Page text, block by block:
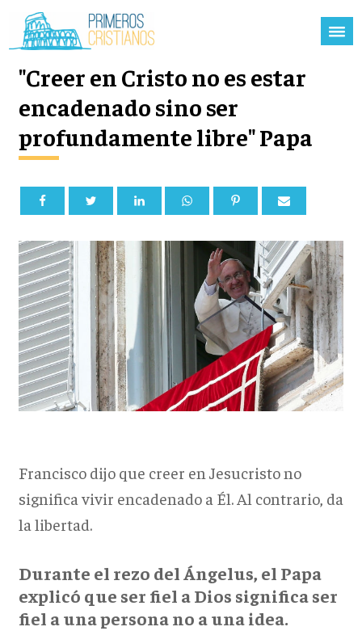
"Creer en Cristo no es estar
encadenado sino ser
profundamente libre" Papa
Francisco dijo que creer en Jesucristo no
significa vivir encadenado a Él. Al contrario, da
la libertad.
Durante el rezo del Ángelus, el Papa
explicó que ser fiel a Dios significa ser
fiel a una persona no a una idea.